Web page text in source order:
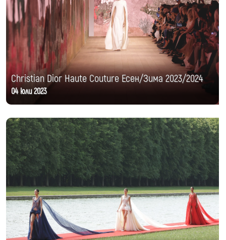
Christian Dior Haute Couture Есен/Зима 2023/2024
04 юли 2023